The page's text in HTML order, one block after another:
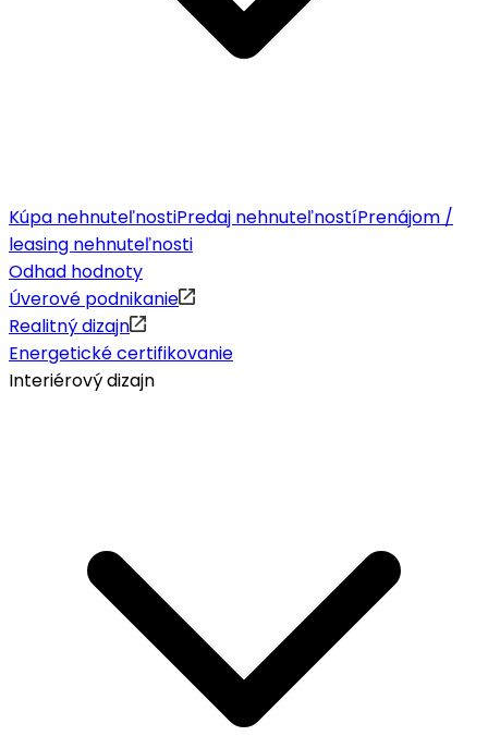
Kúpa nehnuteľnostiPredaj nehnuteľnostíPrenájom /
leasing nehnuteľnosti
Odhad hodnoty
Úverové podnikanie
Realitný dizajn
Energetické certifikovanie
Interiérový dizajn